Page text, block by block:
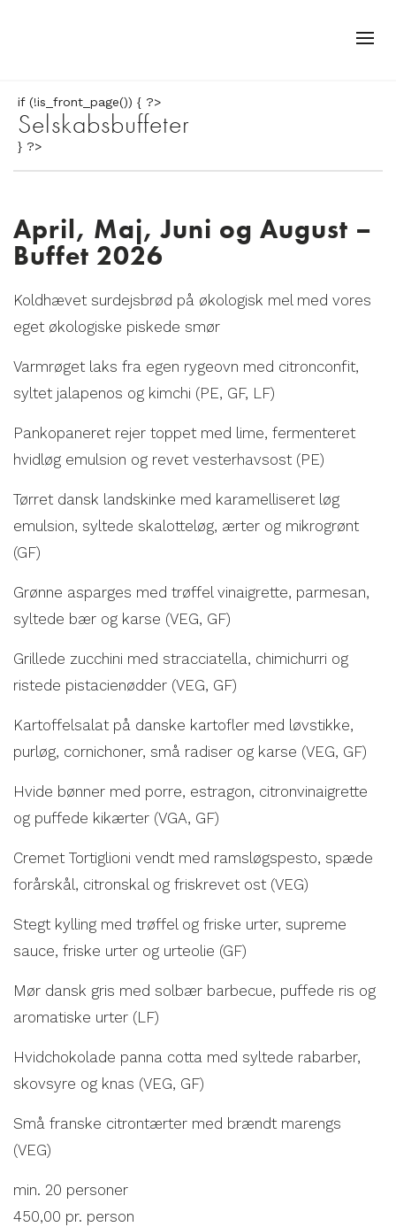
if (!is_front_page()) { ?>
Selskabsbuffeter
} ?>
April, Maj, Juni og August –
Buffet 2026
Koldhævet surdejsbrød på økologisk mel med vores
eget økologiske piskede smør
Varmrøget laks fra egen rygeovn med citronconfit,
syltet jalapenos og kimchi (PE, GF, LF)
Pankopaneret rejer toppet med lime, fermenteret
hvidløg emulsion og revet vesterhavsost (PE)
Tørret dansk landskinke med karamelliseret løg
emulsion, syltede skalotteløg, ærter og mikrogrønt
(GF)
Grønne asparges med trøffel vinaigrette, parmesan,
syltede bær og karse (VEG, GF)
Grillede zucchini med stracciatella, chimichurri og
ristede pistacienødder (VEG, GF)
Kartoffelsalat på danske kartofler med løvstikke,
purløg, cornichoner, små radiser og karse (VEG, GF)
Hvide bønner med porre, estragon, citronvinaigrette
og puffede kikærter (VGA, GF)
Cremet Tortiglioni vendt med ramsløgspesto, spæde
forårskål, citronskal og friskrevet ost (VEG)
Stegt kylling med trøffel og friske urter, supreme
sauce, friske urter og urteolie (GF)
Mør dansk gris med solbær barbecue, puffede ris og
aromatiske urter (LF)
Hvidchokolade panna cotta med syltede rabarber,
skovsyre og knas (VEG, GF)
Små franske citrontærter med brændt marengs
(VEG)
min. 20 personer
450,00 pr. person